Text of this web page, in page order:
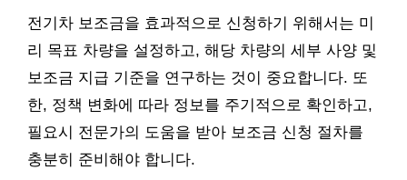
전기차 보조금을 효과적으로 신청하기 위해서는 미
리 목표 차량을 설정하고, 해당 차량의 세부 사양 및
보조금 지급 기준을 연구하는 것이 중요합니다. 또
한, 정책 변화에 따라 정보를 주기적으로 확인하고,
필요시 전문가의 도움을 받아 보조금 신청 절차를
충분히 준비해야 합니다.